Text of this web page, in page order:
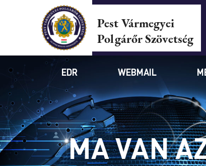
Pest Vármegyei
Polgárőr Szövetség
EDR WEBMAIL
MA VAN